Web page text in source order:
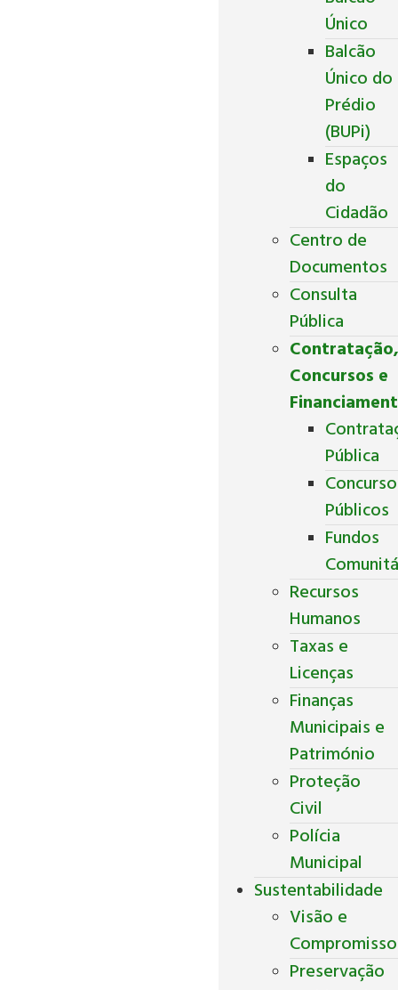
Único
Balcão
Único do
Prédio
(BUPi)
Espaços
do
Cidadão
Centro de
Documentos
Consulta
Pública
Concursos e
Pública
Públicos
Fundos
Recursos
Humanos
Taxas e
Licenças
Finanças
Municipais e
Património
Proteção
Civil
Polícia
Municipal
Sustentabilidade
Visão e
Compromisso
Preservação